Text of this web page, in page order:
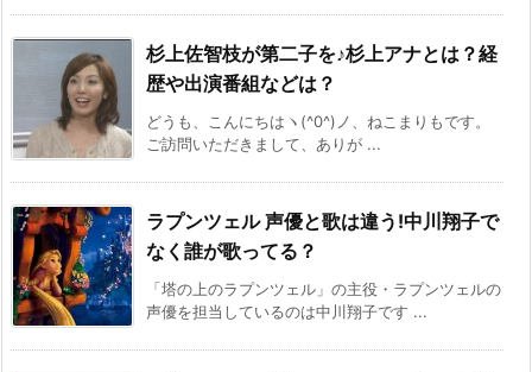
杉上佐智枝が第二子を♪杉上アナとは？経
歴や出演番組などは？
どうも、こんにちはヽ(^0^)ノ、ねこまりもです。
ご訪問いただきまして、ありが ...
ラプンツェル 声優と歌は違う!中川翔子で
なく誰が歌ってる？
「塔の上のラプンツェル」の主役・ラプンツェルの
声優を担当しているのは中川翔子です ...